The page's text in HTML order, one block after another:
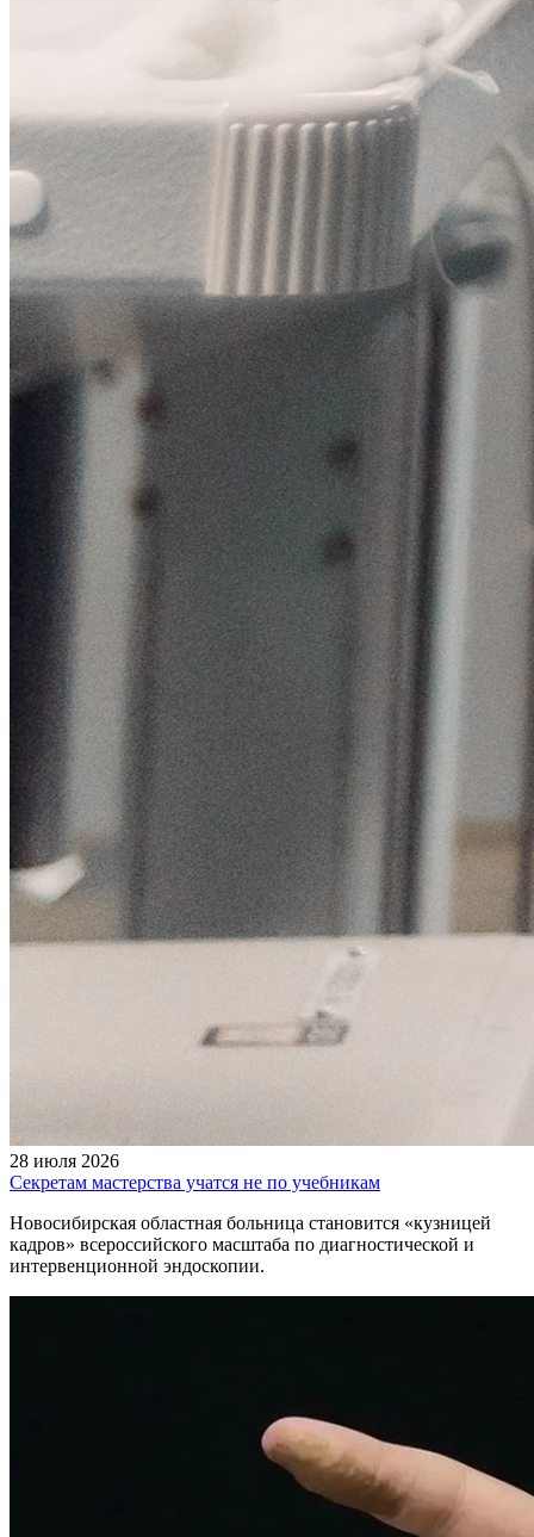
28 июля 2026
Секретам мастерства учатся не по учебникам
Новосибирская областная больница становится «кузницей
кадров» всероссийского масштаба по диагностической и
интервенционной эндоскопии.